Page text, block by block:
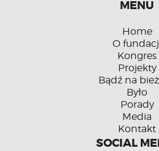
MENU
Home
O
Kongres
Projekty
Bądź na
Było
Porady
Media
Kontakt
SOCIAL